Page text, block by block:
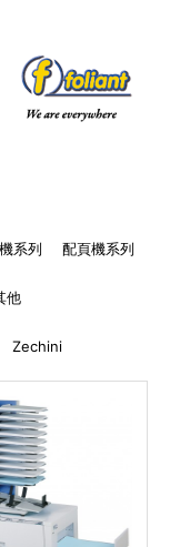
系列 配頁機系列
他
Zechini